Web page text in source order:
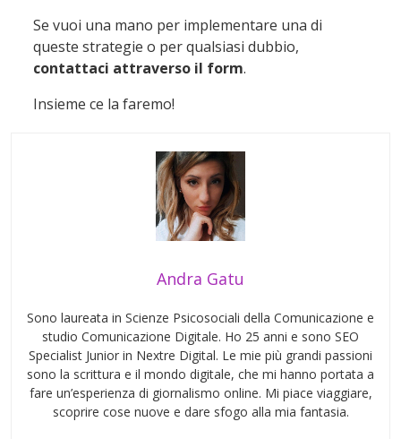
Se vuoi una mano per implementare una di
queste strategie o per qualsiasi dubbio,
contattaci attraverso il form.
Insieme ce la faremo!
Andra Gatu
Sono laureata in Scienze Psicosociali della Comunicazione e
studio Comunicazione Digitale. Ho 25 anni e sono SEO
Specialist Junior in Nextre Digital. Le mie più grandi passioni
sono la scrittura e il mondo digitale, che mi hanno portata a
fare un’esperienza di giornalismo online. Mi piace viaggiare,
scoprire cose nuove e dare sfogo alla mia fantasia.